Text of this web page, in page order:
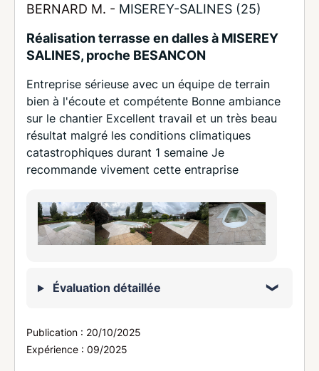
BERNARD M. - MISEREY-SALINES (25)
Réalisation terrasse en dalles à MISEREY
SALINES, proche BESANCON
Entreprise sérieuse avec un équipe de terrain
bien à l'écoute et compétente Bonne ambiance
sur le chantier Excellent travail et un très beau
résultat malgré les conditions climatiques
catastrophiques durant 1 semaine Je
recommande vivement cette entraprise
Évaluation détaillée
Publication : 20/10/2025
Expérience : 09/2025